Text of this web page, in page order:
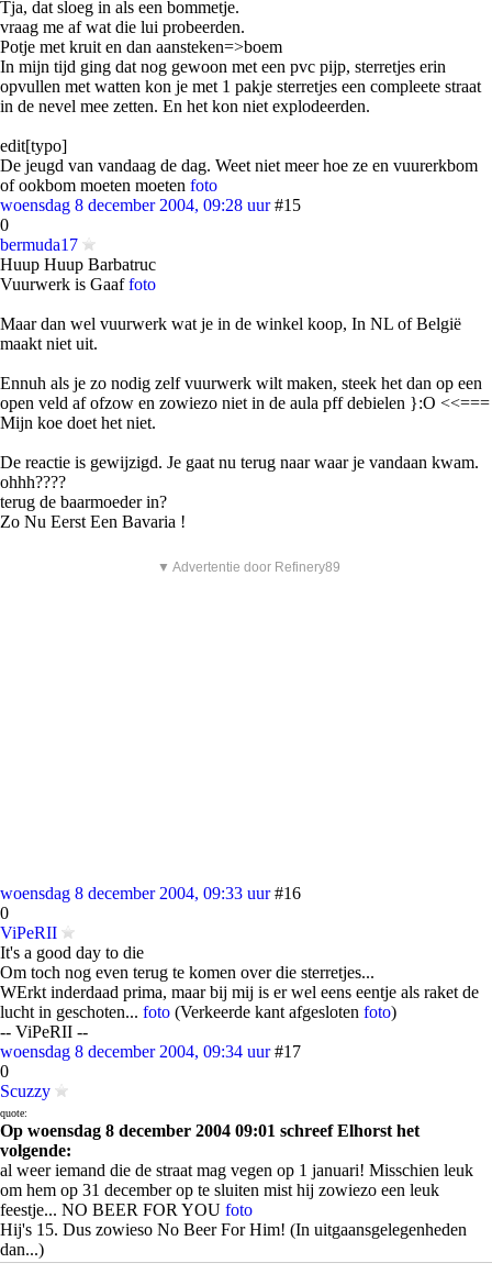
Tja, dat sloeg in als een bommetje.
vraag me af wat die lui probeerden.
Potje met kruit en dan aansteken=>boem
In mijn tijd ging dat nog gewoon met een pvc pijp, sterretjes erin
opvullen met watten kon je met 1 pakje sterretjes een compleete straat
in de nevel mee zetten. En het kon niet explodeerden.
edit[typo]
De jeugd van vandaag de dag. Weet niet meer hoe ze en vuurerkbom
of ookbom moeten moeten foto
woensdag 8 december 2004, 09:28 uur #15
0
bermuda17
Huup Huup Barbatruc
Vuurwerk is Gaaffoto
Maar dan wel vuurwerk wat je in de winkel koop, In NL of België
maakt niet uit.
Ennuh als je zo nodig zelf vuurwerk wilt maken, steek het dan op een
open veld af ofzow en zowiezo niet in de aula pff debielen }:O <<===
Mijn koe doet het niet.
De reactie is gewijzigd. Je gaat nu terug naar waar je vandaan kwam.
ohhh????
terug de baarmoeder in?
Zo Nu Eerst Een Bavaria !
▼ Advertentie door Refinery89
woensdag 8 december 2004, 09:33 uur #16
0
ViPeRII
It's a good day to die
Om toch nog even terug te komen over die sterretjes...
WErkt inderdaad prima, maar bij mij is er wel eens eentje als raket de
lucht in geschoten... foto (Verkeerde kant afgesloten foto)
-- ViPeRII --
woensdag 8 december 2004, 09:34 uur #17
0
Scuzzy
quote:
Op woensdag 8 december 2004 09:01 schreef Elhorst het
volgende:
al weer iemand die de straat mag vegen op 1 januari! Misschien leuk
om hem op 31 december op te sluiten mist hij zowiezo een leuk
feestje... NO BEER FOR YOU foto
Hij's 15. Dus zowieso No Beer For Him! (In uitgaansgelegenheden
dan...)
Dat soort mensen mogen ze van mij hard aanpakken. Voor hetzelfde